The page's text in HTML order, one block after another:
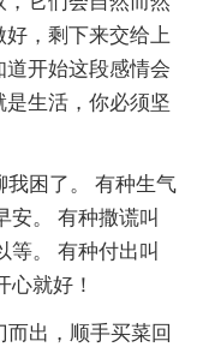
，剩下来交给上
开始这段感情会
生活，你必须坚
困了。 有种生气
。 有种撒谎叫
。 有种付出叫
就好！
出，顺手买菜回